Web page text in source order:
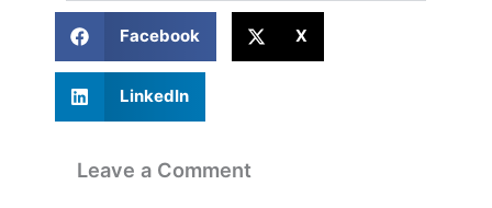
Facebook X
LinkedIn
Leave a Comment